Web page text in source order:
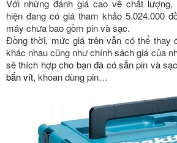
Với những đánh giá cao về chất lượng,
hiện đang có giá tham khảo 5.024.000
máy chưa bao gồm pin và sạc.
Đồng thời, mức giá trên vẫn có thể thay
khác nhau cũng như chính sách giá của
sẽ thích hợp cho bạn đã có sẵn pin và
bắn vít, khoan dùng pin…